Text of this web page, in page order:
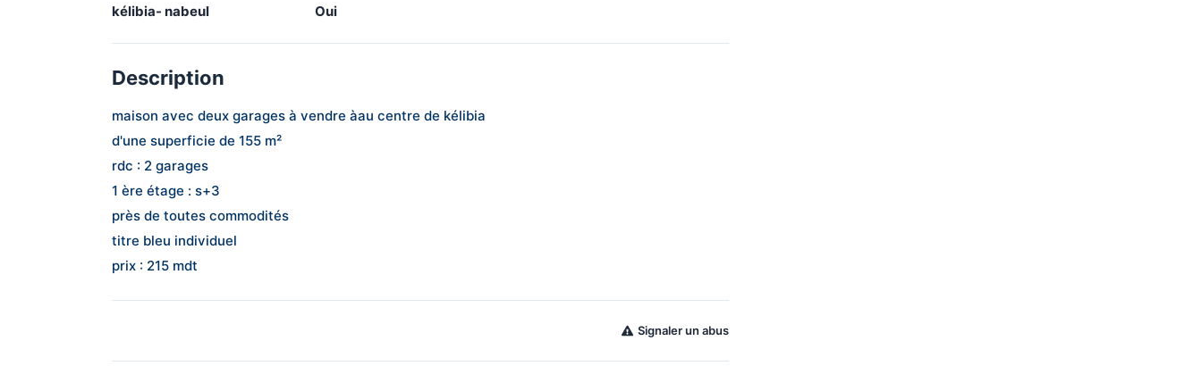
kélibia- nabeul Oui
Description
maison avec deux garages à vendre àau centre de kélibia
d'une superficie de 155 m²
rdc : 2 garages
1 ère étage : s+3
près de toutes commodités
titre bleu individuel
prix : 215 mdt
Signaler un abus